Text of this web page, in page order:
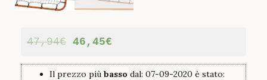
47,94€ 46,45€
Il prezzo più basso dal: 07-09-2020 è stato: